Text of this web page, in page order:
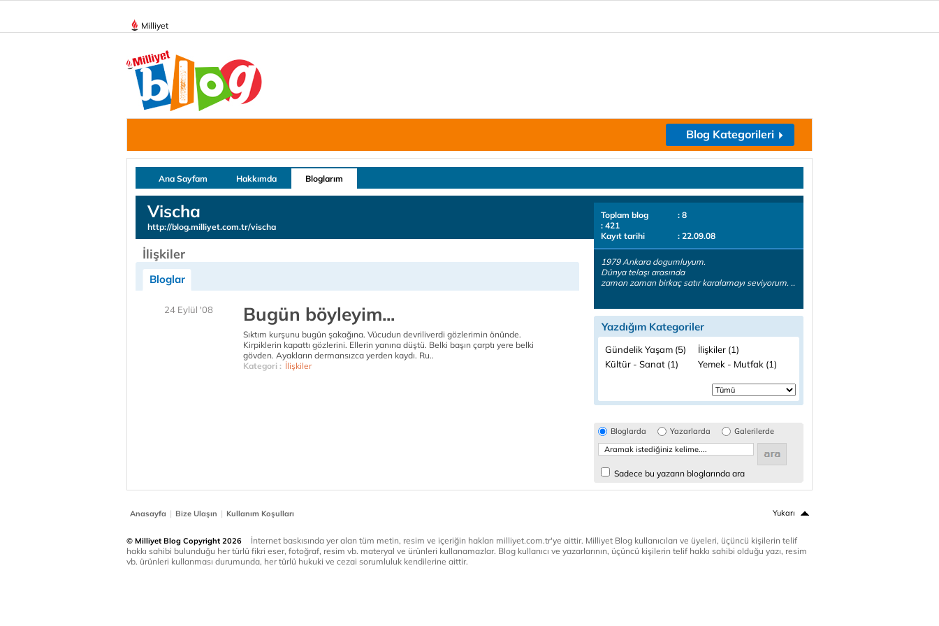
Milliyet
Blog Kategorileri
Ana Sayfam Hakkımda Bloglarım
Vischa
http://blog.milliyet.com.tr/vischa
İlişkiler
Bloglar
24 Eylül '08 Bugün böyleyim...
Sıktım kurşunu bugün şakağına. Vücudun devriliverdi gözlerimin önünde.
Kirpiklerin kapattı gözlerini. Ellerin yanına düştü. Belki başın çarptı yere belki
gövden. Ayakların dermansızca yerden kaydı. Ru..
Kategori : İlişkiler
Toplam blog
: 8
: 421
Kayıt tarihi
: 22.09.08
1979 Ankara dogumluyum.
Dünya telaşı arasında
zaman zaman birkaç satır karalamayı seviyorum. ..
Yazdığım Kategoriler
Gündelik Yaşam (5)
İlişkiler (1)
Kültür - Sanat (1)
Yemek - Mutfak (1)
Bloglarda Yazarlarda Galerilerde
Sadece bu yazarın bloglarında ara
Anasayfa | Bize Ulaşın | Kullanım Koşulları Yukarı
© Milliyet Blog Copyright 2026
İnternet baskısında yer alan tüm metin, resim ve içeriğin hakları milliyet.com.tr'ye aittir. Milliyet Blog kullanıcıları ve üyeleri, üçüncü kişilerin telif
hakkı sahibi bulunduğu her türlü fikri eser, fotoğraf, resim vb. materyal ve ürünleri kullanamazlar. Blog kullanıcı ve yazarlarının, üçüncü kişilerin telif hakkı sahibi olduğu yazı, resim
vb. ürünleri kullanması durumunda, her türlü hukuki ve cezai sorumluluk kendilerine aittir.